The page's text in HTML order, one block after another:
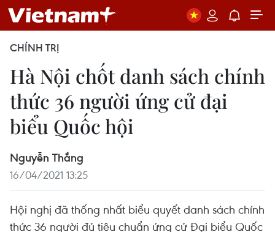
CHÍNH TRỊ
Hà Nội chốt danh sách chính
thức 36 người ứng cử đại
biểu Quốc hội
Nguyễn Thắng
16/04/2021 13:25
Hội nghị đã thống nhất biểu quyết danh sách chính
thức 36 người đủ tiêu chuẩn ứng cử Đại biểu Quốc